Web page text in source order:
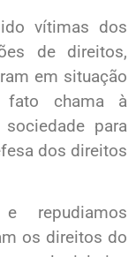
vítimas dos
de direitos,
em situação
fato chama à
para
dos direitos
repudiamos
os direitos do